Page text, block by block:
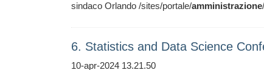
sindaco Orlando /sites/portale/amministrazione
6. Statistics and Data Science
10-apr-2024 13.21.50